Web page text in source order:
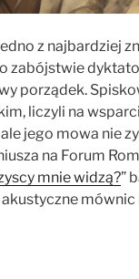
z najbardziej
zabójstwie
porządek.
liczyli na
jego mowa nie
na Forum
mnie widzą?”
mównic